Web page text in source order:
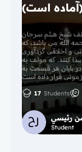
است)
شیخ هیثم سرحان
الله می باشد، که
و اخلاقی گردآوری
کنند. که مولف به
پایان هر قسمت به
17 Students
رئيسي
Student